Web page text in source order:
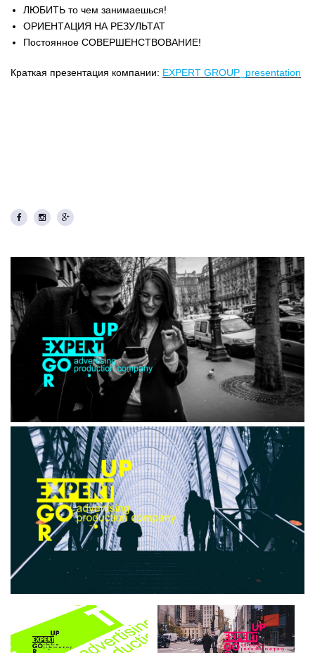
ЛЮБИТЬ то чем занимаешься!
ОРИЕНТАЦИЯ НА РЕЗУЛЬТАТ
Постоянное СОВЕРШЕНСТВОВАНИЕ!
Краткая презентация компании: EXPERT GROUP_presentation